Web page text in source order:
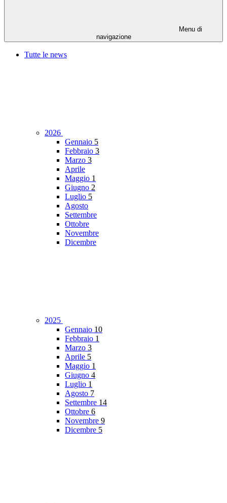
Menu di
navigazione
Tutte le news
2026
Gennaio 5
Febbraio 3
Marzo 3
Aprile
Maggio 1
Giugno 2
Luglio 5
Agosto
Settembre
Ottobre
Novembre
Dicembre
2025
Gennaio 10
Febbraio 1
Marzo 3
Aprile 5
Maggio 1
Giugno 4
Luglio 1
Agosto 7
Settembre 14
Ottobre 6
Novembre 9
Dicembre 5